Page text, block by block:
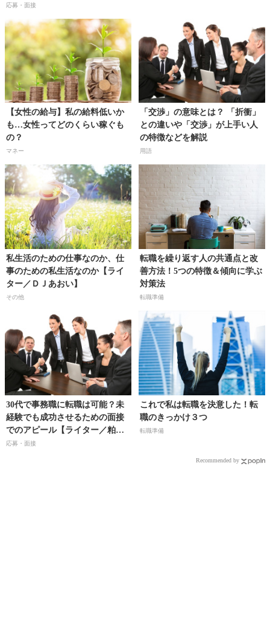
応募・面接
【女性の給与】私の給料低いか
も…女性ってどのくらい稼ぐも
の？
マネー
「交渉」の意味とは？ 「折衝」
との違いや「交渉」が上手い人
の特徴などを解説
用語
私生活のための仕事なのか、仕
事のための私生活なのか【ライ
ター／ＤＪあおい】
その他
転職を繰り返す人の共通点と改
善方法！5つの特徴＆傾向に学ぶ
対策法
転職準備
30代で事務職に転職は可能？未
経験でも成功させるための面接
でのアピール【ライター／粕谷
麻衣】
応募・面接
これで私は転職を決意した！転
職のきっかけ３つ
転職準備
Recommended by